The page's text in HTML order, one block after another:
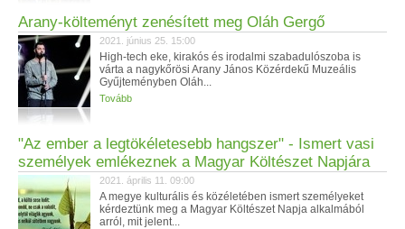
Arany-költeményt zenésített meg Oláh Gergő
2021. június 25. 15:00
High-tech eke, kirakós és irodalmi szabadulószoba is
várta a nagykőrösi Arany János Közérdekű Muzeális
Gyűjteményben Oláh...
Tovább
"Az ember a legtökéletesebb hangszer" - Ismert vasi
személyek emlékeznek a Magyar Költészet Napjára
2021. április 11. 09:00
A megye kulturális és közéletében ismert személyeket
kérdeztünk meg a Magyar Költészet Napja alkalmából
arról, mit jelent...